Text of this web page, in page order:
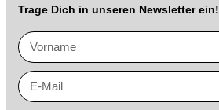
Trage Dich in unseren Newsletter ein!